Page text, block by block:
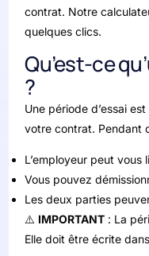
contrat. Notre
quelques clics.
Qu’est-ce
?
Une période d’essai
votre contrat. Pendant
L’employeur peut vous
Vous pouvez
Les deux parties
⚠️ IMPORTANT : La
Elle doit être écrite